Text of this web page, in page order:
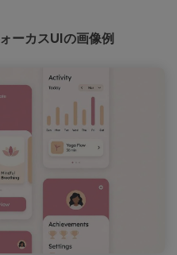
ーカスUIの画像例